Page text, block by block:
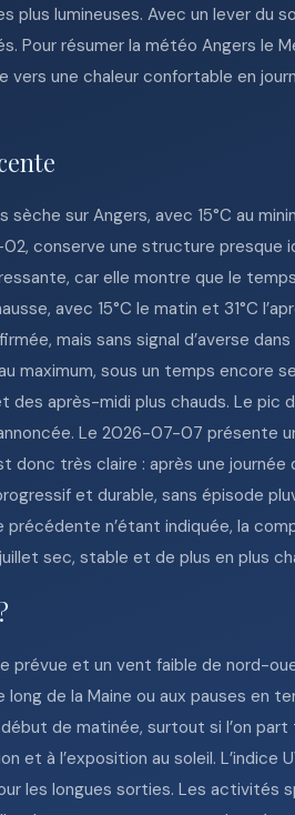
plus lumineuses. Avec un lever du
Pour résumer la météo Angers le
une chaleur confortable en
sur Angers, avec 15°C au
conserve une structure presque
car elle montre que le
avec 15°C le matin et 31°C
mais sans signal d’averse
maximum, sous un temps
des après-midi plus chauds. Le
Le 2026-07-07 présente
donc très claire : après une
et durable, sans épisode
précédente n’étant indiquée, la
sec, stable et de plus en plus
prévue et un vent faible de nord-
de la Maine ou aux pauses en
de matinée, surtout si l’on part
et à l’exposition au soleil.
les longues sorties. Les